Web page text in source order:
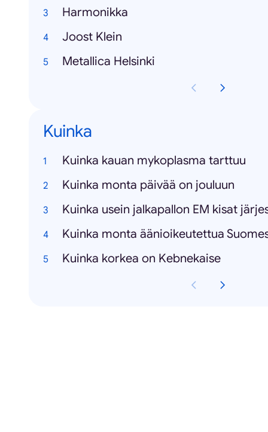
Harmonikka
Joost Klein
Metallica Helsinki
Kuinka
Kuinka kauan mykoplasma tarttuu
Kuinka monta päivää on jouluun
Kuinka usein jalkapallon EM kisat
Kuinka monta äänioikeutettua
Kuinka korkea on Kebnekaise